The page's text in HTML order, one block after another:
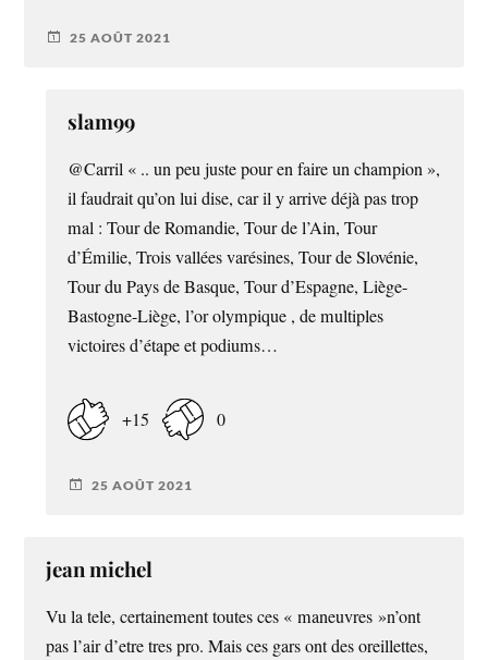
25 AOÛT 2021
slam99
@Carril « .. un peu juste pour en faire un champion »,
il faudrait qu’on lui dise, car il y arrive déjà pas trop
mal : Tour de Romandie, Tour de l’Ain, Tour
d’Émilie, Trois vallées varésines, Tour de Slovénie,
Tour du Pays de Basque, Tour d’Espagne, Liège-
Bastogne-Liège, l’or olympique , de multiples
victoires d’étape et podiums…
+15 0
25 AOÛT 2021
jean michel
Vu la tele, certainement toutes ces « maneuvres »n’ont
pas l’air d’etre tres pro. Mais ces gars ont des oreillettes,